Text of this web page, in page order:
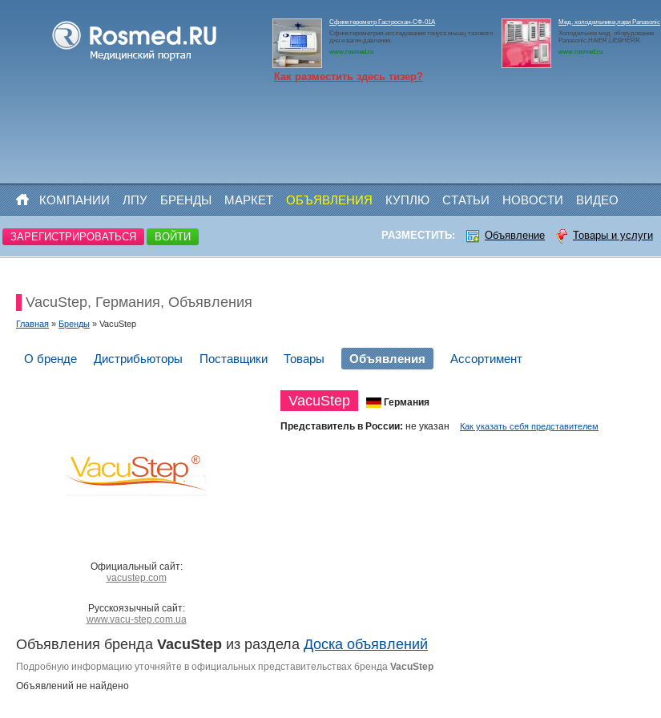
Сфинктерометр Гастроскан-СФ-01А
Сфинктерометрия-исследования тонуса мышц тазового
дна и вагин.давления.
www.rosmed.ru
Мед. холодильники,лари Panasonic
Холодильное мед. оборудование
Panasonic,HAIER,LIEBHERR.
www.rosmed.ru
Как разместить здесь тизер?
КОМПАНИИ ЛПУ БРЕНДЫ МАРКЕТ ОБЪЯВЛЕНИЯ КУПЛЮ СТАТЬИ НОВОСТИ ВИДЕО
ЗАРЕГИСТРИРОВАТЬСЯ ВОЙТИ РАЗМЕСТИТЬ: Объявление Товары и услуги
VacuStep, Германия, Объявления
Главная » Бренды » VacuStep
О бренде Дистрибьюторы Поставщики Товары Объявления Ассортимент
Официальный сайт:
vacustep.com
Русскоязычный сайт:
www.vacu-step.com.ua
VacuStep Германия
Представитель в России: не указан Как указать себя представителем
Объявления бренда VacuStep из раздела Доска объявлений
Подробную информацию уточняйте в официальных представительствах бренда VacuStep
Объявлений не найдено